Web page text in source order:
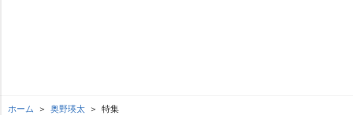
ホーム 奥野瑛太 特集